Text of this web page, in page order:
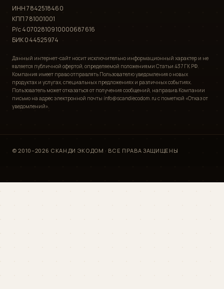
ИНН 7842518460
КПП 781001001
Р/с 40702810910000687616
БИК 044525974
Данный интернет-сайт носит исключительно информационный характер и не
является публичной офертой, определяемой положениями Статьи 437 ГК РФ.
Компания имеет право отправлять Пользователю уведомления о новых
продуктах и услугах, специальных предложениях и различных событиях.
Пользователь может отказаться от получения сообщений, направив Компании
письмо на адрес электронной почты info@scandiecodom.ru с пометкой «Отказ от
уведомлений».
© 2010–2026 СКАНДИ ЭКОДОМ · ВСЕ ПРАВА ЗАЩИЩЕНЫ